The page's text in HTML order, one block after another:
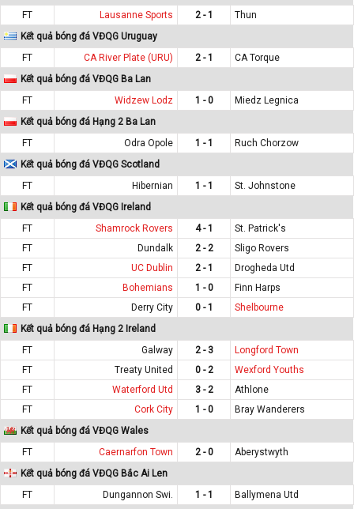
FT
Lausanne Sports 2 - 1
Thun
Kết quả bóng đá VĐQG Uruguay
FT
CA River Plate (URU) 2 - 1
CA Torque
Kết quả bóng đá VĐQG Ba Lan
FT
Widzew Lodz 1 - 0
Miedz Legnica
Kết quả bóng đá Hạng 2 Ba Lan
FT
Odra Opole 1 - 1
Ruch Chorzow
Kết quả bóng đá VĐQG Scotland
FT
Hibernian 1 - 1
St. Johnstone
Kết quả bóng đá VĐQG Ireland
FT
Shamrock Rovers 4 - 1
St. Patrick's
FT
Dundalk 2 - 2
Sligo Rovers
FT
UC Dublin 2 - 1
Drogheda Utd
FT
Bohemians 1 - 0
Finn Harps
FT
Derry City 0 - 1
Shelbourne
Kết quả bóng đá Hạng 2 Ireland
FT
Galway 2 - 3
Longford Town
FT
Treaty United 0 - 2
Wexford Youths
FT
Waterford Utd 3 - 2
Athlone
FT
Cork City 1 - 0
Bray Wanderers
Kết quả bóng đá VĐQG Wales
FT
Caernarfon Town 2 - 0
Aberystwyth
Kết quả bóng đá VĐQG Bắc Ai Len
FT
Dungannon Swi. 1 - 1
Ballymena Utd